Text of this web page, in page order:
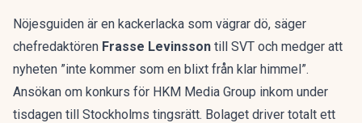
Nöjesguiden är en kackerlacka som vägrar dö, säger
chefredaktören Frasse Levinsson till SVT och medger att
nyheten ”inte kommer som en blixt från klar himmel”.
Ansökan om konkurs för HKM Media Group inkom under
tisdagen till Stockholms tingsrätt. Bolaget driver totalt ett